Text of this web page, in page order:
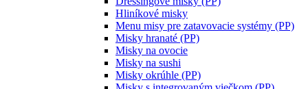
Hliníkové misky
Menu misy pre zatavovacie systémy (PP)
Misky hranaté (PP)
Misky na ovocie
Misky na sushi
Misky okrúhle (PP)